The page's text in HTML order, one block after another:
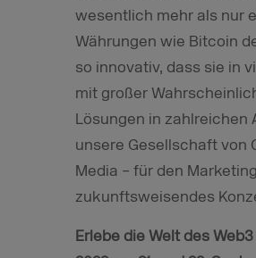
wesentlich mehr als nur
Währungen wie Bitcoin
so innovativ, dass sie in
mit großer
Lösungen in zahlreichen
unsere Gesellschaft von
Media – für den
zukunftsweisendes
Erlebe die Welt des Web3